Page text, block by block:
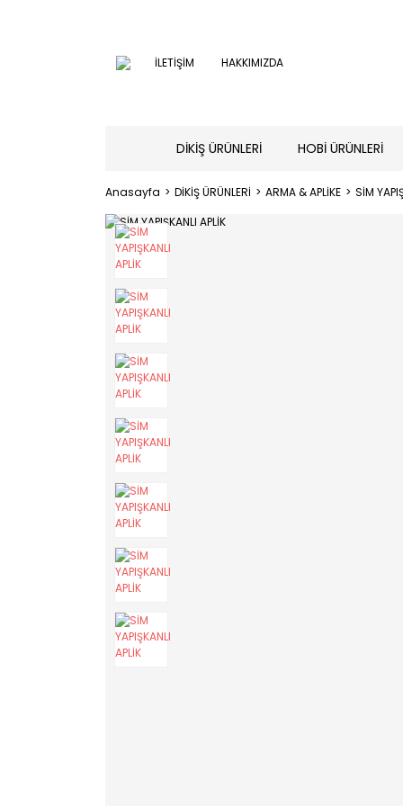
İLETİŞİM HAKKIMIZDA
DİKİŞ ÜRÜNLERİ HOBİ ÜRÜNLERİ
Anasayfa DİKİŞ ÜRÜNLERİ ARMA & APLİKE SİM